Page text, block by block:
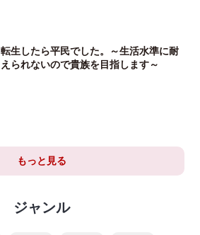
転生したら平民でした。～生活水準に耐
えられないので貴族を目指します～
もっと見る
ジャンル